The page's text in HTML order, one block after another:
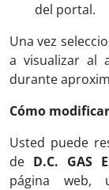
del portal.
Una vez
a visualizar al
durante
Cómo
Usted puede
de D.C. GAS
página web,